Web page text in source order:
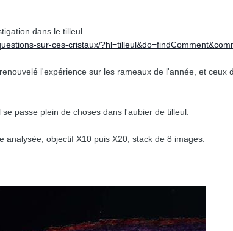
dans le tilleul
sur-ces-cristaux/
l'expérience sur les rameaux de l'année, et ceux
passe plein de choses dans l'aubier de tilleul.
objectif X10 puis X20, stack de 8 images.